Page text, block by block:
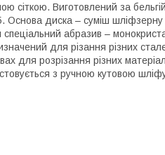
сіткою. Виготовлений за
Основа диска – суміш
абразив –
для різання різних
для розрізання різних
з ручною кутовою